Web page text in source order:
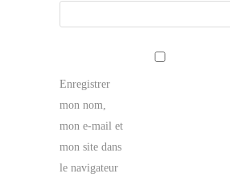
Enregistrer
mon nom,
mon e-mail et
mon site dans
le navigateur